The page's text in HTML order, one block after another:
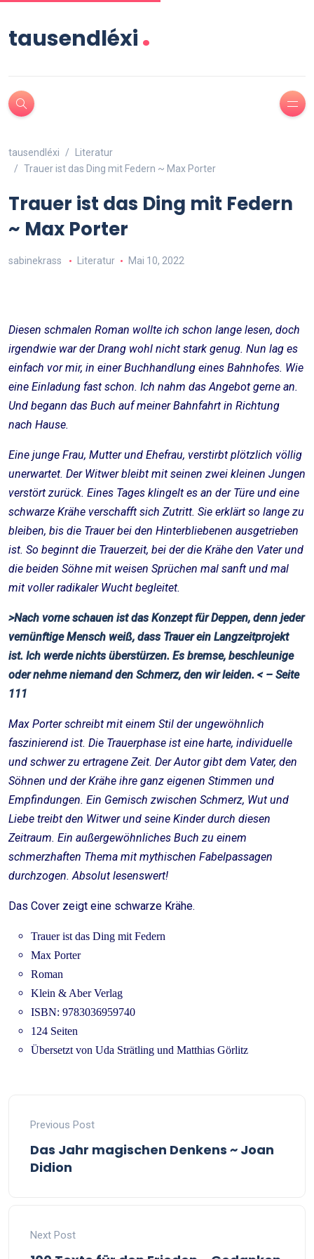
tausendléxi.
tausendléxi
Literatur
Trauer ist das Ding mit Federn ~ Max Porter
Trauer ist das Ding mit Federn
~ Max Porter
sabinekrass Literatur Mai 10, 2022
Diesen schmalen Roman wollte ich schon lange lesen, doch
irgendwie war der Drang wohl nicht stark genug. Nun lag es
einfach vor mir, in einer Buchhandlung eines Bahnhofes. Wie
eine Einladung fast schon. Ich nahm das Angebot gerne an.
Und begann das Buch auf meiner Bahnfahrt in Richtung
nach Hause.
Eine junge Frau, Mutter und Ehefrau, verstirbt plötzlich völlig
unerwartet. Der Witwer bleibt mit seinen zwei kleinen Jungen
verstört zurück. Eines Tages klingelt es an der Türe und eine
schwarze Krähe verschafft sich Zutritt. Sie erklärt so lange zu
bleiben, bis die Trauer bei den Hinterbliebenen ausgetrieben
ist. So beginnt die Trauerzeit, bei der die Krähe den Vater und
die beiden Söhne mit weisen Sprüchen mal sanft und mal
mit voller radikaler Wucht begleitet.
>Nach vorne schauen ist das Konzept für Deppen, denn jeder
vernünftige Mensch weiß, dass Trauer ein Langzeitprojekt
ist. Ich werde nichts überstürzen. Es bremse, beschleunige
oder nehme niemand den Schmerz, den wir leiden. < – Seite
111
Max Porter schreibt mit einem Stil der ungewöhnlich
faszinierend ist. Die Trauerphase ist eine harte, individuelle
und schwer zu ertragene Zeit. Der Autor gibt dem Vater, den
Söhnen und der Krähe ihre ganz eigenen Stimmen und
Empfindungen. Ein Gemisch zwischen Schmerz, Wut und
Liebe treibt den Witwer und seine Kinder durch diesen
Zeitraum. Ein außergewöhnliches Buch zu einem
schmerzhaften Thema mit mythischen Fabelpassagen
durchzogen. Absolut lesenswert!
Das Cover zeigt eine schwarze Krähe.
Trauer ist das Ding mit Federn
Max Porter
Roman
Klein & Aber Verlag
ISBN: 9783036959740
124 Seiten
Übersetzt von Uda Strätling und Matthias Görlitz
Previous Post
Das Jahr magischen Denkens ~ Joan
Didion
Next Post